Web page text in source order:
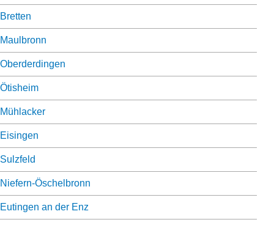
Bretten
Maulbronn
Oberderdingen
Ötisheim
Mühlacker
Eisingen
Sulzfeld
Niefern-Öschelbronn
Eutingen an der Enz